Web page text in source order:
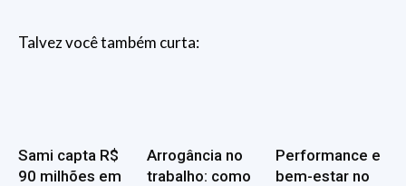
Talvez você também curta:
Sami capta R$
90 milhões em
Arrogância no
trabalho: como
Performance e
bem-estar no